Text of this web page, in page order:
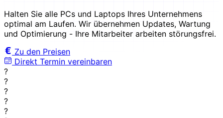
Halten Sie alle PCs und Laptops Ihres Unternehmens
optimal am Laufen. Wir übernehmen Updates, Wartung
und Optimierung - Ihre Mitarbeiter arbeiten störungsfrei.
Zu den Preisen
Direkt Termin vereinbaren
?
?
?
?
?